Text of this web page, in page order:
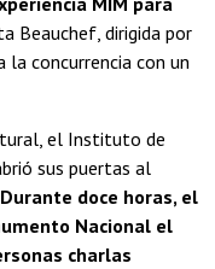
Beauchef, dirigida por
concurrencia con un
el Instituto de
sus puertas al
Durante doce horas, el
Nacional el
charlas